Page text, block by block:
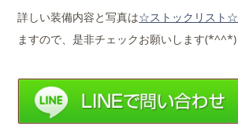
詳しい装備内容と写真は☆ストックリスト☆
ますので、是非チェックお願いします(*^^*)